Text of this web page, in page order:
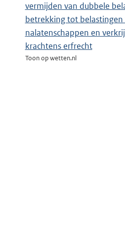
vermijden van dubbele
betrekking tot belastingen
nalatenschappen en
krachtens erfrecht
Toon op wetten.nl